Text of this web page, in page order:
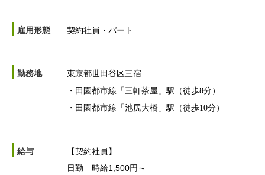
雇用形態 契約社員・パート
勤務地
東京都世田谷区三宿
・田園都市線「三軒茶屋」駅（徒歩8分）
・田園都市線「池尻大橋」駅（徒歩10分）
給与
【契約社員】
日勤 時給1,500円～